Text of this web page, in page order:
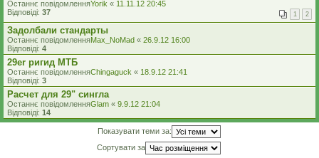
Останнє повідомленняYorik « 11.11.12 20:45
Відповіді: 37 1 2
Задолбали стандарты
Останнє повідомленняMax_NoMad « 26.9.12 16:00
Відповіді: 4
29er ригид МТБ
Останнє повідомленняChingaguck « 18.9.12 21:41
Відповіді: 3
Расчет для 29" сингла
Останнє повідомленняGlam « 9.9.12 21:04
Відповіді: 14
Показувати теми за:
Сортувати за